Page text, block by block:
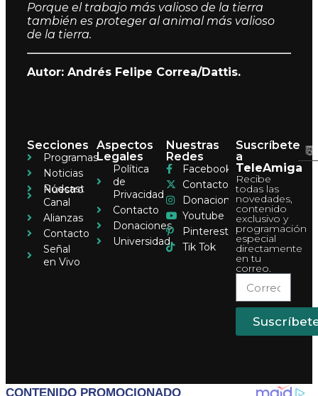
Porque el trabajo más valioso de la tierra
también es proteger al animal más valioso
de la tierra.
Autor: Andrés Felipe Correa/Dattis.
Secciones
Programas
Noticias
Pódcast
Nuestro
Canal
Alianzas
Contacto
Señal
en Vivo
Aspectos
Legales
Política
de
Privacidad
Contacto
Donaciones
Universidad
Nuestras
Redes
Facebook
Contacto
Donaciones
Youtube
Pinterest
Tik Tok
Suscríbete
a
TeleAmiga
Recibe
todas las
novedades,
contenido
exclusivo y
programación
especial
directamente
en tu
correo.